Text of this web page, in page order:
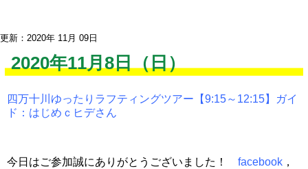
更新：2020年 11月 09日
2020年11月8日（日）
四万十川ゆったりラフティングツアー【9:15～12:15】ガイ
ド：はじめｃヒデさん
今日はご参加誠にありがとうございました！ facebook ，